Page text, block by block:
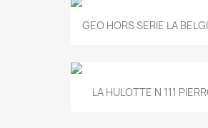
GEO HORS SERIE LA
LA HULOTTE N 111